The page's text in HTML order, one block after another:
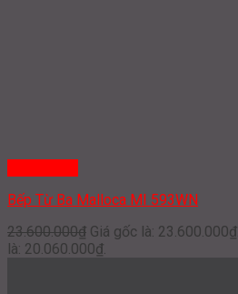
Bếp Từ Ba Malloca MI 593WN
23.600.000₫ Giá gốc là: 23.600.000₫.
là: 20.060.000₫.